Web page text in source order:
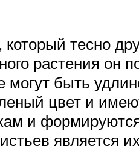
тесно
растения он
могут быть
цвет и
и
является